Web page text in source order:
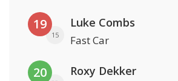
19
15
Luke Combs
Fast Car
20 Roxy Dekker